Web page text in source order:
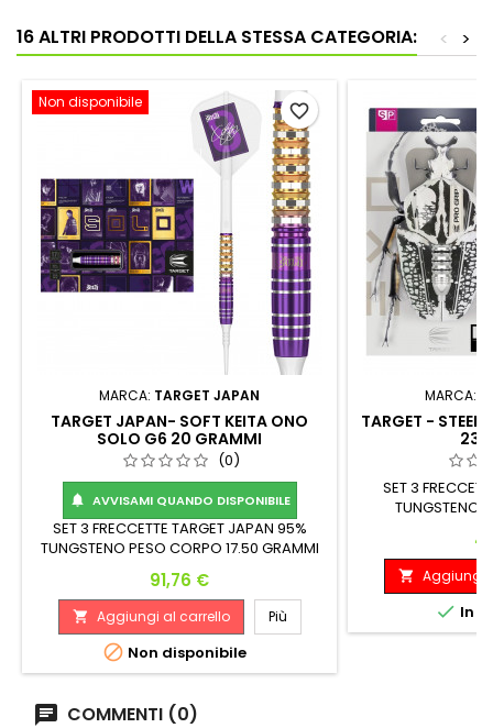
16 ALTRI PRODOTTI DELLA STESSA CATEGORIA: >
<
Non disponibile
MARCA: TARGET JAPAN
TARGET JAPAN- SOFT KEITA ONO
SOLO G6 20 GRAMMI
(0)
 AVVISAMI QUANDO DISPONIBILE
SET 3 FRECCETTE TARGET JAPAN 95%
TUNGSTENO PESO CORPO 17.50 GRAMMI
Diametro Massimo: 17,5 G. 44.00 mm 6.80
mm
Prezzo
91,76 €
 Aggiungi al carrello Più
 Non disponibile
favorite_border
MARCA:
TARGET - STEEL
23
SET 3
TUNGSTENO
50.50
 Aggiungi
 In
COMMENTI (0)